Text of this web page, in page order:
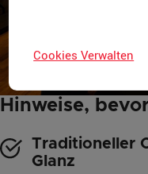
Hinweise,
Traditioneller
Glanz
Cookies Verwalten